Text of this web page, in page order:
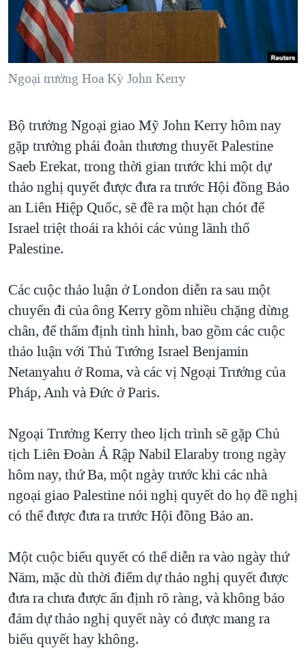
"Tìm"NGƯỜI VIỆT HẢI NGOẠI
ĐỜI SỐNG
KINH TẾ
KHOA HỌC
THỂ THAO
GIÁO DỤC
TẠI
HÀNH TRÌNH BẦU CỬ 2024
MỘT NĂM CHIẾN TRANH TẠI DẢI GAZA
GIẢI MÃ VÀNH ĐAI & CON ĐƯỜNG
TRỊNH VĨNH BÌNH - NGƯỜI HẠ 'BÊN THẮNG CUỘC'
GROUND ZERO – XƯA VÀ NAY
CHI PHÍ CHIẾN TRANH AFGHANISTAN
CÁC GIÁ TRỊ CỘNG HÒA Ở VIỆT NAM
THƯỢNG ĐỈNH TRUMP-KIM TẠI VIỆT NAM
TRỊNH VĨNH BÌNH VS. CHÍNH PHỦ VIỆT NAM
BÊN KIA QUỐC LỘ: TIẾNG VỌNG TỪ NÔNG THÔN MỸ
QUAN HỆ VIỆT MỸ
VIDEO
NGHE
MẠNG XÃ HỘI
Ngôn ngữ khác
Ngoại trưởng Hoa Kỳ John Kerry
Bộ trưởng Ngoại giao Mỹ John Kerry hôm nay
gặp trưởng phái đoàn thương thuyết Palestine
Saeb Erekat, trong thời gian trước khi một dự
thảo nghị quyết được đưa ra trước Hội đồng Bảo
an Liên Hiệp Quốc, sẽ đề ra một hạn chót để
Israel triệt thoái ra khỏi các vủng lãnh thổ
Palestine.
Các cuộc thảo luận ở London diễn ra sau một
chuyến đi của ông Kerry gồm nhiều chặng dừng
chân, để thẩm định tình hình, bao gồm các cuộc
thảo luận với Thủ Tướng Israel Benjamin
Netanyahu ở Roma, và các vị Ngoại Trưởng của
Pháp, Anh và Đức ở Paris.
Ngoại Trưởng Kerry theo lịch trình sẽ gặp Chủ
tịch Liên Đoàn Ả Rập Nabil Elaraby trong ngày
hôm nay, thứ Ba, một ngày trước khi các nhà
ngoại giao Palestine nói nghị quyết do họ đề nghị
có thể được đưa ra trước Hội đồng Bảo an.
Một cuộc biểu quyết có thể diễn ra vào ngày thứ
Năm, mặc dù thời điểm dự thảo nghị quyết được
đưa ra chưa được ấn định rõ ràng, và không bảo
đảm dự thảo nghị quyết này có được mang ra
biểu quyết hay không.